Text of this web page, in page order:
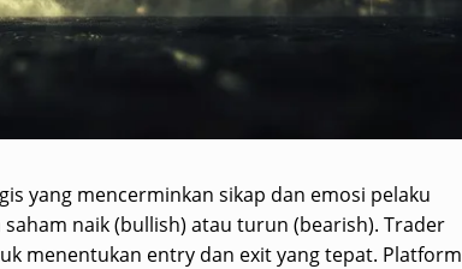
yang mencerminkan sikap dan emosi pelaku
naik (bullish) atau turun (bearish). Trader
menentukan entry dan exit yang tepat. Platform